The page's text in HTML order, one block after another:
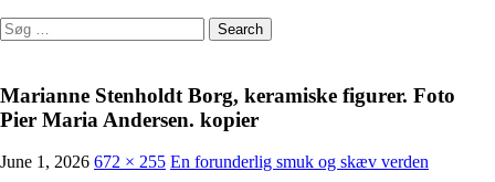
Search
for:
Marianne Stenholdt Borg, keramiske figurer. Foto
Pier Maria Andersen. kopier
June 1, 2026 672 × 255 En forunderlig smuk og skæv verden